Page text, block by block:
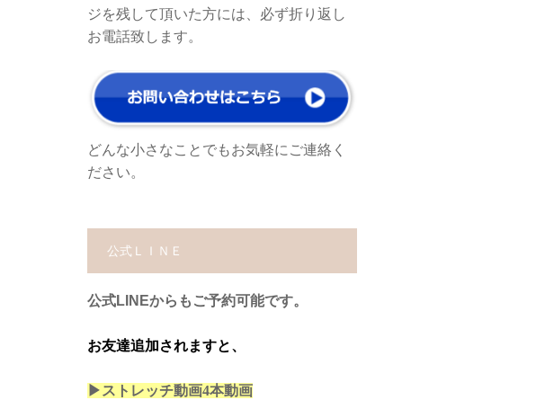
ジを残して頂いた方には、必ず折り返し
お電話致します。
どんな小さなことでもお気軽にご連絡く
ださい。
公式ＬＩＮＥ
公式LINEからもご予約可能です。
お友達追加されますと、
▶ストレッチ動画4本動画